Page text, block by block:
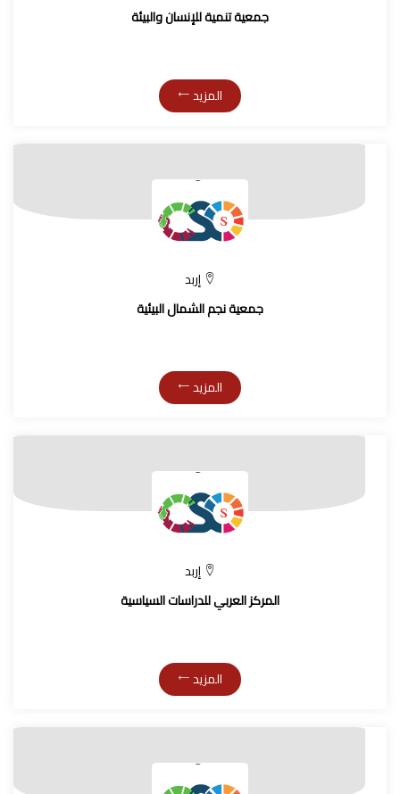
جمعية تنمية للإنسان والبيئة
المزيد
إربد
جمعية نجم الشمال البيئية
المزيد
إربد
المركز العربي للدراسات السياسية
المزيد